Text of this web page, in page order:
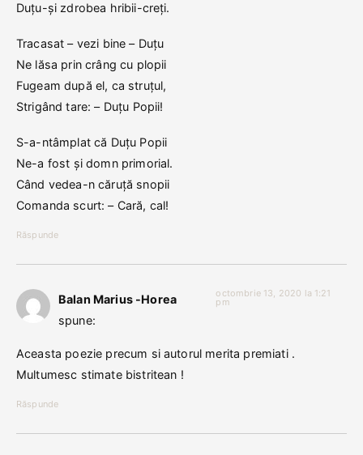
Duțu-și zdrobea hribii-creți.
Tracasat – vezi bine – Duțu
Ne lăsa prin crâng cu plopii
Fugeam după el, ca struțul,
Strigând tare: – Duțu Popii!
S-a-ntâmplat că Duțu Popii
Ne-a fost și domn primorial.
Când vedea-n căruță snopii
Comanda scurt: – Cară, cal!
Răspunde
Balan Marius -Horea
spune:
octombrie 13, 2020 la 1:21
pm
Aceasta poezie precum si autorul merita premiati .
Multumesc stimate bistritean !
Răspunde